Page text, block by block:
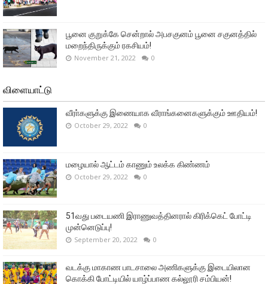
பூனை குறுக்கே சென்றால் அபசகுனம் பூனை சகுனத்தில்
மறைந்திருக்கும் ரகசியம்!
November 21, 2022 0
விளையாட்டு
வீரா்களுக்கு இணையாக வீராங்கனைகளுக்கும் ஊதியம்!
October 29, 2022 0
மழையால் ஆட்டம் காணும் உலக்க கிண்ணம்
October 29, 2022 0
51வது படையணி இராணுவத்தினரால் கிரிக்கெட் போட்டி
முன்னெடுப்பு!
September 20, 2022 0
வடக்கு மாகாண பாடசாலை அணிகளுக்கு இடையிலான
கொக்கி போட்டியில் யாழ்ப்பாண கல்லூரி சம்பியன்!